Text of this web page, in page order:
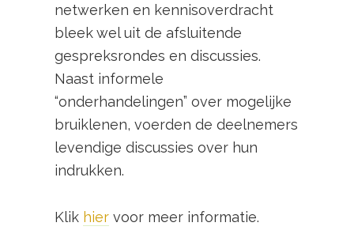
netwerken en kennisoverdracht
bleek wel uit de afsluitende
gespreksrondes en discussies.
Naast informele
“onderhandelingen” over mogelijke
bruiklenen, voerden de deelnemers
levendige discussies over hun
indrukken.
Klik hier voor meer informatie.